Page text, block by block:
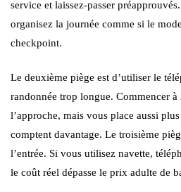
service et laissez-passer
organisez la journée comme si le
checkpoint.
Le deuxième piège est d’utiliser le
randonnée trop longue. Commencer à
l’approche, mais vous place aussi
comptent davantage. Le troisième
l’entrée. Si vous utilisez navette,
le coût réel dépasse le prix adulte de